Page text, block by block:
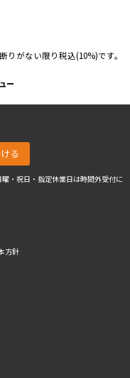
がない限り税込(10%)です。
ー
る
・祝日・指定休業日は時間外受付に
方針